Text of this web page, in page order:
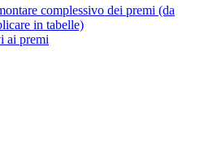
complessivo dei premi (da
in tabelle)
ai premi